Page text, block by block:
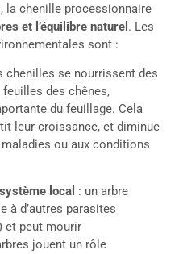
la chenille processionnaire
et l’équilibre naturel . Les
sont :
chenilles se nourrissent des
des chênes,
du feuillage. Cela
leur croissance, et diminue
ou aux conditions
local : un arbre
à d’autres parasites
et peut mourir
jouent un rôle